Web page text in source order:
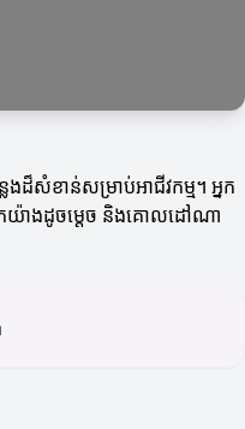
ដ៏សំខាន់សម្រាប់អាជីវកម្ម។ អ្នក
នកយ៉ាងដូចម្តេច និងគោលដៅណា